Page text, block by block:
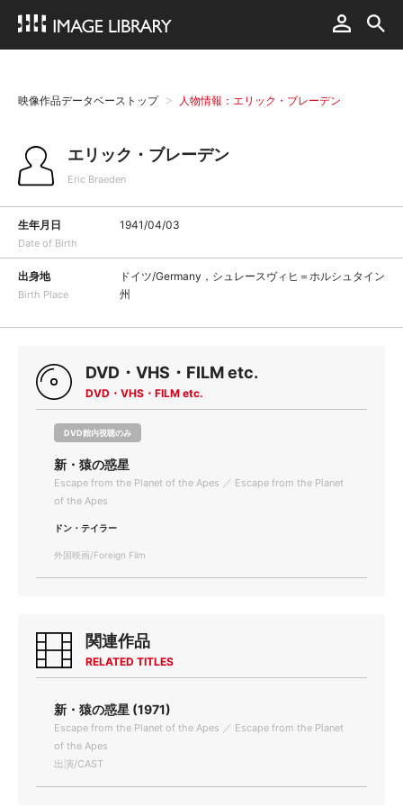
映像作品データベーストップ 人物情報：エリック・ブレーデン
エリック・ブレーデン
Eric Braeden
生年月日
Date of Birth
1941/04/03
出身地
Birth Place
ドイツ/Germany，シュレースヴィヒ＝ホルシュタイン
州
DVD・VHS・FILM etc.
DVD・VHS・FILM etc.
DVD館内視聴のみ
新・猿の惑星
Escape from the Planet of the Apes ／ Escape from the Planet
of the Apes
ドン・テイラー
外国映画/Foreign Film
関連作品
RELATED TITLES
新・猿の惑星 (1971)
Escape from the Planet of the Apes ／ Escape from the Planet
of the Apes
出演/CAST